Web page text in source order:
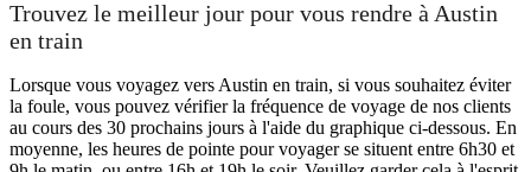
Yuma, AZ
Austin, TX
Trouvez le meilleur jour pour vous rendre à Austin
en train
Lorsque vous voyagez vers Austin en train, si vous souhaitez éviter
la foule, vous pouvez vérifier la fréquence de voyage de nos clients
au cours des 30 prochains jours à l'aide du graphique ci-dessous. En
moyenne, les heures de pointe pour voyager se situent entre 6h30 et